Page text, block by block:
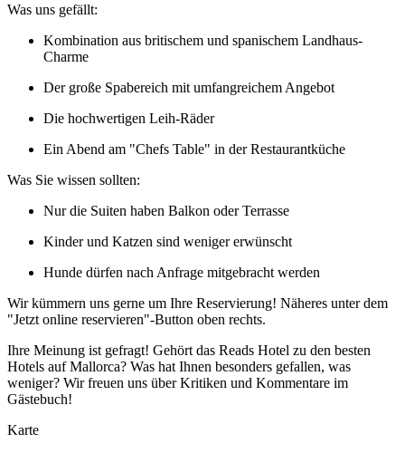
Was uns gefällt:
Kombination aus britischem und spanischem Landhaus-
Charme
Der große Spabereich mit umfangreichem Angebot
Die hochwertigen Leih-Räder
Ein Abend am "Chefs Table" in der Restaurantküche
Was Sie wissen sollten:
Nur die Suiten haben Balkon oder Terrasse
Kinder und Katzen sind weniger erwünscht
Hunde dürfen nach Anfrage mitgebracht werden
Wir kümmern uns gerne um Ihre Reservierung! Näheres unter dem
"Jetzt online reservieren"-Button oben rechts.
Ihre Meinung ist gefragt! Gehört das Reads Hotel zu den besten
Hotels auf Mallorca? Was hat Ihnen besonders gefallen, was
weniger? Wir freuen uns über Kritiken und Kommentare im
Gästebuch!
Karte